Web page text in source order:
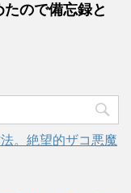
ので備忘録と
。絶望的ザコ悪魔